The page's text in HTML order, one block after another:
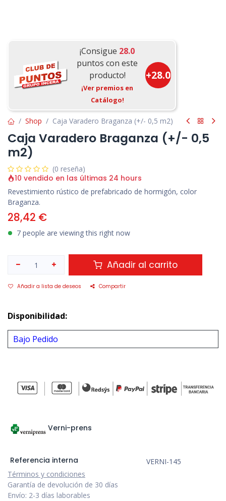
¡Consigue 28.0
puntos con este
producto!
¡Ver premios en
Catálogo!
+28.0
Shop Caja Varadero Braganza (+/- 0,5 m2)
Caja Varadero Braganza (+/- 0,5
m2)
(0 reseña)
10 vendido en las últimas 24 hours
Revestimiento rústico de prefabricado de hormigón, color
Braganza.
28,42 €
7 people are viewing this right now
Añadir al carrito
Añadir a lista de deseos Compartir
Disponibilidad:
Bajo Pedido
Verni-prens
Referencia interna
VERNI-145
Términos y condiciones
Garantía de devolución de 30 días
Envío: 2-3 días laborables